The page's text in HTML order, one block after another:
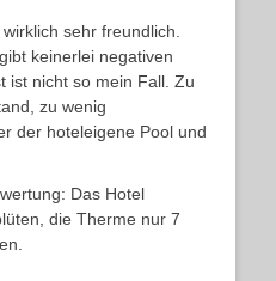
sehr freundlich.
keinerlei negativen
ist nicht so mein Fall. Zu
zu wenig
der hoteleigene Pool und
Das Hotel
die Therme nur 7